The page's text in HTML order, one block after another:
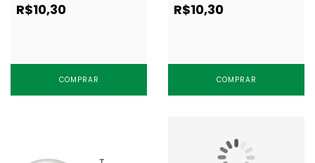
R$10,30
COMPRAR
R$10,30
COMPRAR